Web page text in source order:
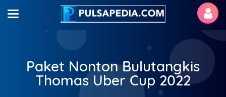
Paket Nonton Bulutangkis
Thomas Uber Cup 2022